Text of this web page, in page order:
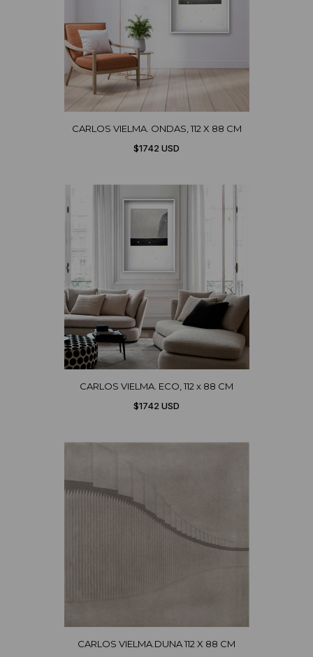
CARLOS VIELMA. ONDAS, 112 X 88 CM
$1742 USD
CARLOS VIELMA. ECO, 112 x 88 CM
$1742 USD
CARLOS VIELMA.DUNA 112 X 88 CM